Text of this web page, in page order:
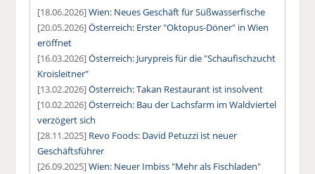
[18.06.2026]Wien: Neues Geschäft für Süßwasserfische
[20.05.2026]Österreich: Erster "Oktopus-Döner" in Wien
eröffnet
[16.03.2026]Österreich: Jurypreis für die "Schaufischzucht
Kroisleitner"
[13.02.2026]Österreich: Takan Restaurant ist insolvent
[10.02.2026]Österreich: Bau der Lachsfarm im Waldviertel
verzögert sich
[28.11.2025] Revo Foods: David Petuzzi ist neuer
Geschäftsführer
[26.09.2025]Wien: Neuer Imbiss "Mehr als Fischladen"